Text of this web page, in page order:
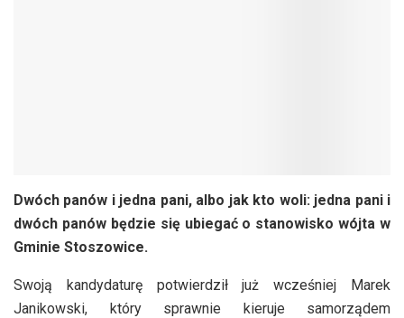
Dwóch panów i jedna pani, albo jak kto woli: jedna pani i
dwóch panów będzie się ubiegać o stanowisko wójta w
Gminie Stoszowice.
Swoją kandydaturę potwierdził już wcześniej Marek
Janikowski, który sprawnie kieruje samorządem